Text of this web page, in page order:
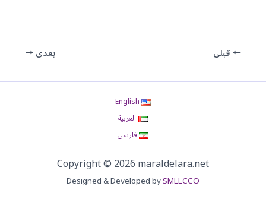
قبلی بعدی
English
العربية
فارسی
Copyright © 2026 maraldelara.net
Designed & Developed bySMLLCCO